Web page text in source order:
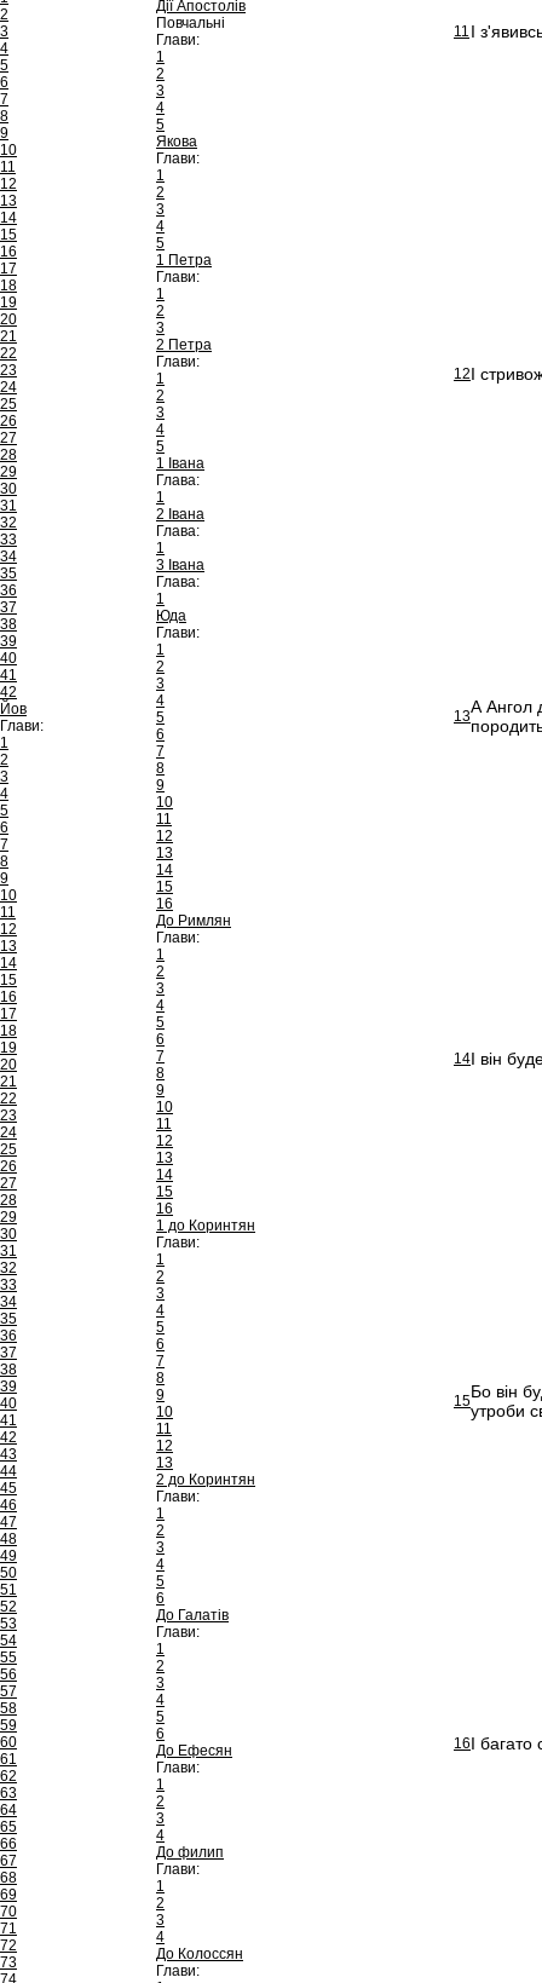
2
3
4
5
6
7
8
9
10
11
12
13
14
15
16
17
18
19
20
21
22
23
24
25
26
27
28
29
30
31
32
33
34
35
36
37
38
39
40
41
42
Йов
Глави:
1
2
3
4
5
6
7
8
9
10
11
12
13
14
15
16
17
18
19
20
21
22
23
24
25
26
27
28
29
30
31
32
33
34
35
36
37
38
39
40
41
42
43
44
45
46
47
48
49
50
51
52
53
54
55
56
57
58
59
60
61
62
63
64
65
66
67
68
69
70
71
72
73
74
Дії Апостолів
Повчальні
Глави:
1
2
3
4
5
Якова
Глави:
1
2
3
4
5
1 Петра
Глави:
1
2
3
2 Петра
Глави:
1
2
3
4
5
1 Івана
Глава:
1
2 Івана
Глава:
1
3 Івана
Глава:
1
Юда
Глави:
1
2
3
4
5
6
7
8
9
10
11
12
13
14
15
16
До Римлян
Глави:
1
2
3
4
5
6
7
8
9
10
11
12
13
14
15
16
1 до Коринтян
Глави:
1
2
3
4
5
6
7
8
9
10
11
12
13
2 до Коринтян
Глави:
1
2
3
4
5
6
До Галатів
Глави:
1
2
3
4
5
6
До Ефесян
Глави:
1
2
3
4
До филип
Глави:
1
2
3
4
До Колоссян
Глави:
11 І
12І
13А Ангол
14І він
15Бо він
утроби
16І багато